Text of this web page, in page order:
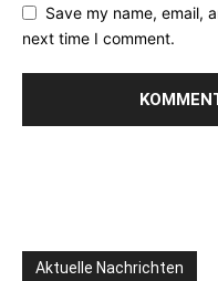
Save my name, email,
next time I comment.
Aktuelle Nachrichten